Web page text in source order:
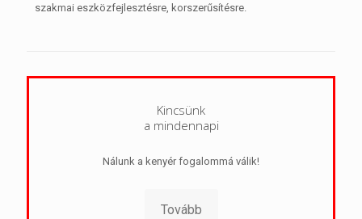
szakmai eszközfejlesztésre, korszerűsítésre.
Kincsünk
a mindennapi
Nálunk a kenyér fogalommá válik!
Tovább